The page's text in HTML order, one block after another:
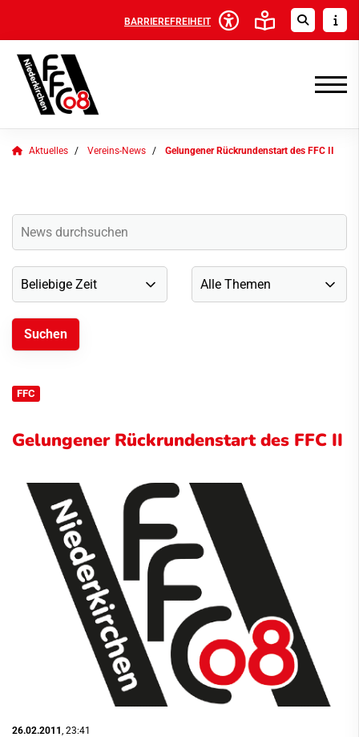
BARRIEREFREIHEIT
Aktuelles Vereins-News Gelungener Rückrundenstart des FFC II
FFC
Gelungener Rückrundenstart des FFC II
26.02.2011 , 23:41